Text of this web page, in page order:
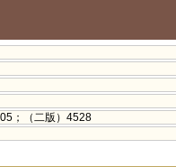
；（二版）4528